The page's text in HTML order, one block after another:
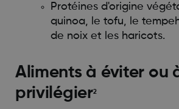
Protéines d'origine
quinoa, le tofu, le
de noix et les haricots.
Aliments à éviter ou
privilégier2